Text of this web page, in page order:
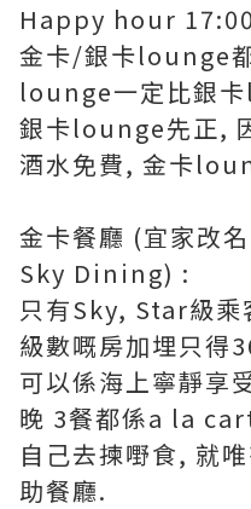
Happy hour
金卡/銀卡lounge
lounge一定比銀
銀卡lounge先正,
酒水免費, 金卡
金卡餐廳 (宜家改
Sky Dining) :
只有Sky, Star級乘
級數嘅房加埋只得
可以係海上寧靜
晚 3餐都係a la
自己去揀嘢食, 就
助餐廳.